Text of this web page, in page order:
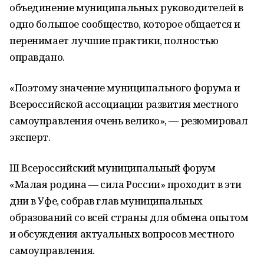
объединение муниципальных руководителей в
одно большое сообщество, которое общается и
перенимает лучшие практики, полностью
оправдано.
«Поэтому значение муниципального форума и
Всероссийской ассоциации развития местного
самоуправления очень велико», — резюмировал
эксперт.
III Всероссийский муниципальный форум
«Малая родина — сила России» проходит в эти
дни в Уфе, собрав глав муниципальных
образований со всей страны для обмена опытом
и обсуждения актуальных вопросов местного
самоуправления.